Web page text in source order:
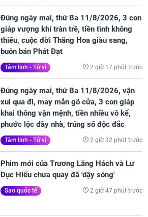
Đúng ngày mai, thứ Ba 11/8/2026, 3 con
giáp vượng khí tràn trề, tiền tình không
thiếu, cuộc đời Thăng Hoa giàu sang,
buôn bán Phát Đạt
Tâm linh - Tử vi 2 giờ 17 phút trước
Đúng ngày mai, thứ Ba 11/8/2026, vận
xui qua đi, may mắn gõ cửa, 3 con giáp
khai thông vận mệnh, tiền nhiều vô kể,
phước lộc đầy nhà, trúng số độc đắc
Tâm linh - Tử vi 2 giờ 32 phút trước
Phim mới của Trương Lăng Hách và Lư
Dục Hiểu chưa quay đã 'dậy sóng'
Sao quốc tế 2 giờ 47 phút trước